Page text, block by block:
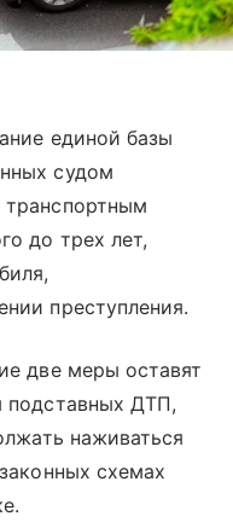
единой базы
судом
транспортным
до трех лет,
преступления.
две меры оставят
подставных ДТП,
наживаться
схемах